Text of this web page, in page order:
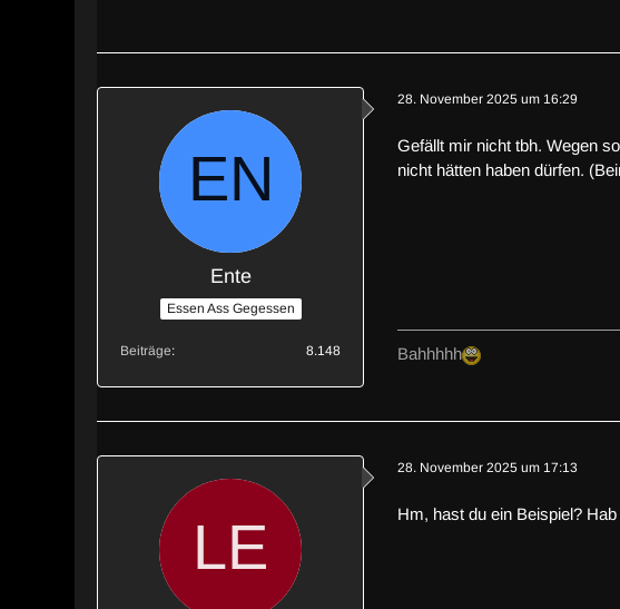
Ente
Essen Ass Gegessen
Beiträge 8.148
28. November 2025 um 16:29
Gefällt mir nicht tbh. Wegen
nicht hätten haben dürfen.
Bahhhhh
28. November 2025 um 17:13
Hm, hast du ein Beispiel?